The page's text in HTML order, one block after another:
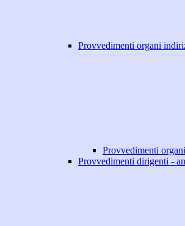
Provvedimenti organi
Provvedimenti
Provvedimenti dirigenti -